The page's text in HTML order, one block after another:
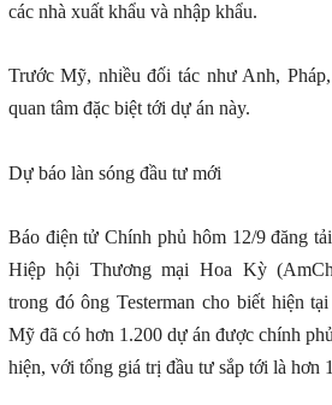
các nhà xuất khẩu và nhập khẩu.
Trước Mỹ, nhiều đối tác như Anh,
quan tâm đặc biệt tới dự án này.
Dự báo làn sóng đầu tư mới
Báo điện tử Chính phủ hôm 12/9 đăng
Hiệp hội Thương mại Hoa Kỳ
trong đó ông Testerman cho biết hiện
Mỹ đã có hơn 1.200 dự án được chính
hiện, với tổng giá trị đầu tư sắp tới là hơn